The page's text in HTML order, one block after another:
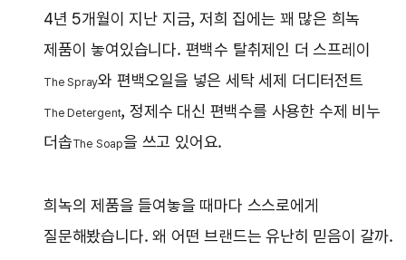
4년 5개월이 지난 지금, 저희 집에는 꽤 많은 희녹
제품이 놓여있습니다. 편백수 탈취제인 더 스프레이
The Spray와 편백오일을 넣은 세탁 세제 더디터전트
The Detergent, 정제수 대신 편백수를 사용한 수제 비누
더솝The Soap을 쓰고 있어요.
희녹의 제품을 들여놓을 때마다 스스로에게
질문해봤습니다. 왜 어떤 브랜드는 유난히 믿음이 갈까.